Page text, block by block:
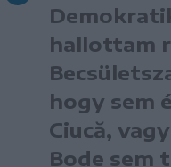
hallottam
hogy sem
Ciucă,
Bode sem